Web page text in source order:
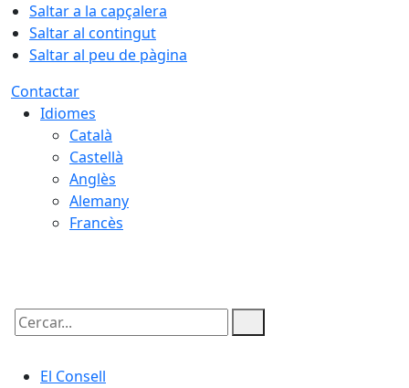
Saltar a la capçalera
Saltar al contingut
Saltar al peu de pàgina
Contactar
Idiomes
Català
Castellà
Anglès
Alemany
Francès
Cercar:
El Consell